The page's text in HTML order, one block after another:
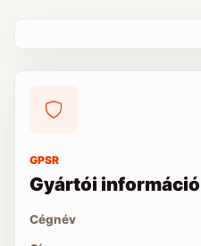
GPSR
Gyártói információ
Cégnév